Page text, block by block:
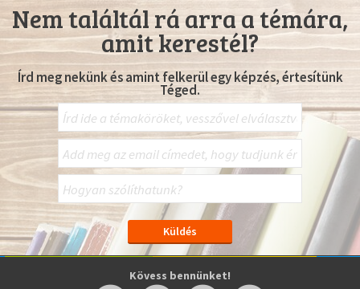
Nem találtál rá arra a témára,
amit kerestél?
Írd meg nekünk és amint felkerül egy képzés, értesítünk
Téged.
Kövess bennünket!